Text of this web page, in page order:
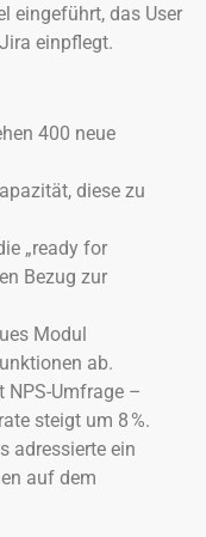
eingeführt, das User
einpflegt.
400 neue
diese zu
„ready for
Bezug zur
Modul
ab.
NPS-Umfrage –
steigt um 8 %.
adressierte ein
auf dem